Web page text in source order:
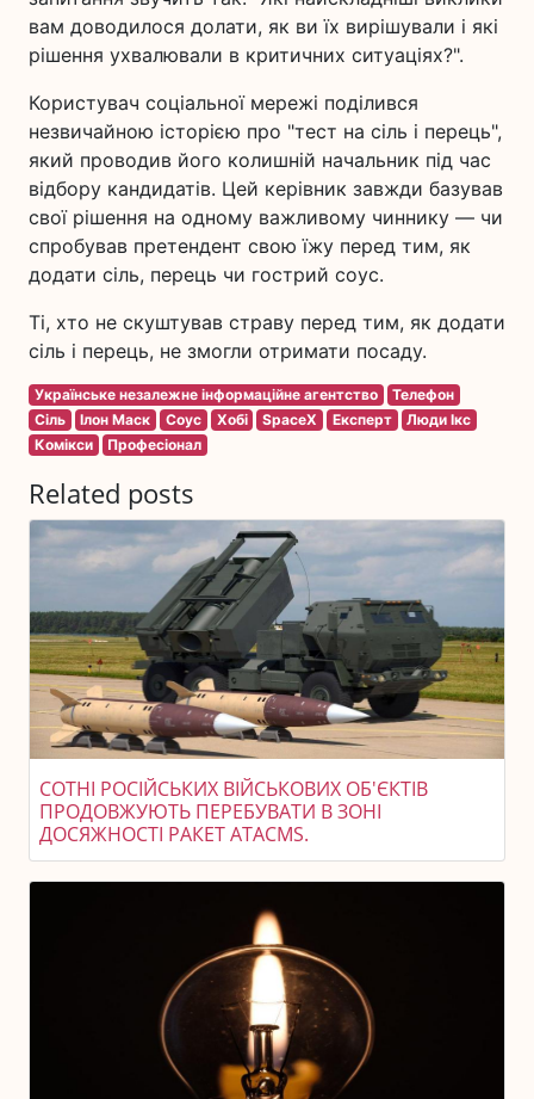
вам доводилося долати, як ви їх вирішували і які
рішення ухвалювали в критичних ситуаціях?".
Користувач соціальної мережі поділився
незвичайною історією про "тест на сіль і перець",
який проводив його колишній начальник під час
відбору кандидатів. Цей керівник завжди базував
свої рішення на одному важливому чиннику — чи
спробував претендент свою їжу перед тим, як
додати сіль, перець чи гострий соус.
Ті, хто не скуштував страву перед тим, як додати
сіль і перець, не змогли отримати посаду.
Українське незалежне інформаційне агентство
Телефон
Сіль
Ілон Маск Соус Хобі SpaceX Експерт
Люди Ікс
Комікси
Професіонал
Related posts
СОТНІ РОСІЙСЬКИХ ВІЙСЬКОВИХ ОБ'ЄКТІВ
ПРОДОВЖУЮТЬ ПЕРЕБУВАТИ В ЗОНІ
ДОСЯЖНОСТІ РАКЕТ ATACMS.